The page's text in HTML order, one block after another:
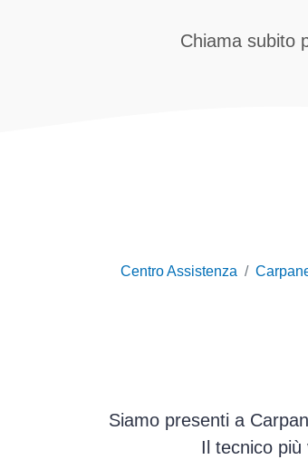
Chiama subito
Centro Assistenza
Siamo presenti a
Il tecnico